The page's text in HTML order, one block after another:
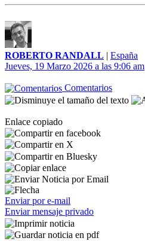
ROBERTO RANDALL | España
Jueves, 19 Marzo 2026 a las 9:06 am
Comentarios
Enlace copiado
Enviar por e-mail
Enviar mensaje privado